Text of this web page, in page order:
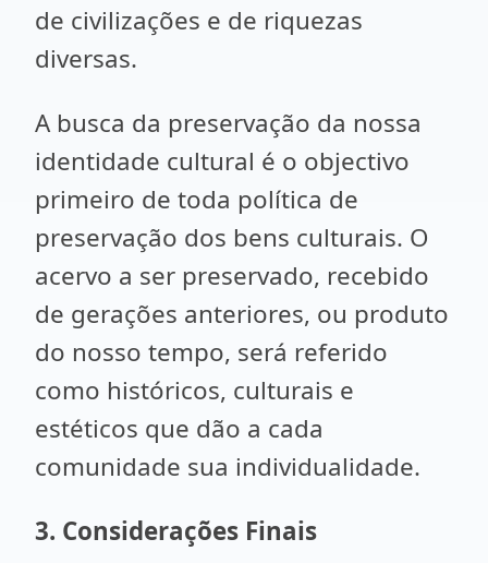
de civilizações e de riquezas
diversas.
A busca da preservação da nossa
identidade cultural é o objectivo
primeiro de toda política de
preservação dos bens culturais. O
acervo a ser preservado, recebido
de gerações anteriores, ou produto
do nosso tempo, será referido
como históricos, culturais e
estéticos que dão a cada
comunidade sua individualidade.
3. Considerações Finais